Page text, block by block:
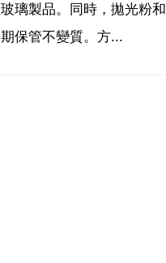
璃製品。同時，拋光粉
保管不變質。方...